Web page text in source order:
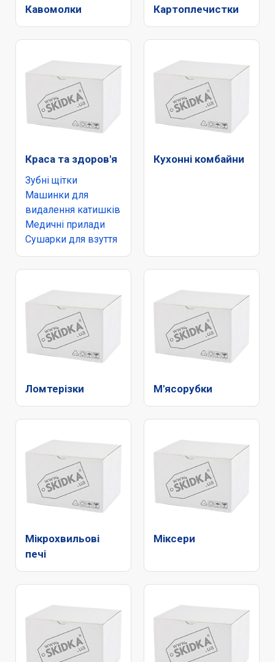
Кавомолки Картоплечистки
Краса та здоров'я
Зубні щітки
Машинки для
видалення катишків
Медичні прилади
Сушарки для взуття
Кухонні комбайни
Ломтерізки М'ясорубки
Мікрохвильові
печі
Міксери